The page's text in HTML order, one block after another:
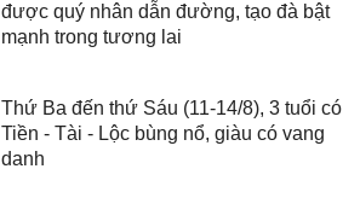
được quý nhân dẫn đường, tạo đà bật
mạnh trong tương lai
Thứ Ba đến thứ Sáu (11-14/8), 3 tuổi có
Tiền - Tài - Lộc bùng nổ, giàu có vang
danh